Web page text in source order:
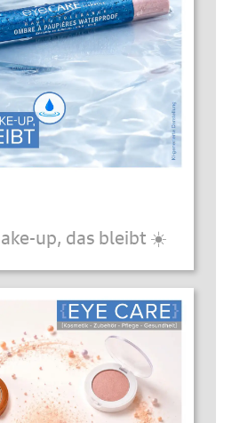
up, das bleibt ☀️